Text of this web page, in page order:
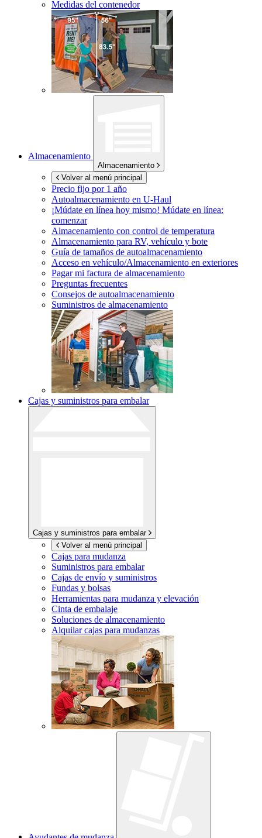
Medidas del contenedor
Almacenamiento
Almacenamiento
Volver al menú principal
Precio fijo por 1 año
Autoalmacenamiento en U-Haul
¡Múdate en línea hoy mismo! Múdate en línea:
comenzar
Almacenamiento con control de temperatura
Almacenamiento para RV, vehículo y bote
Guía de tamaños de autoalmacenamiento
Acceso en vehículo/Almacenamiento en exteriores
Pagar mi factura de almacenamiento
Preguntas frecuentes
Consejos de autoalmacenamiento
Suministros de almacenamiento
Cajas y suministros para embalar
Cajas y suministros para embalar
Volver al menú principal
Cajas para mudanza
Suministros para embalar
Cajas de envío y suministros
Fundas y bolsas
Herramientas para mudanza y elevación
Cinta de embalaje
Soluciones de almacenamiento
Alquilar cajas para mudanzas